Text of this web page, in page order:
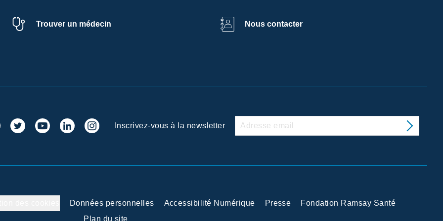
Trouver un médecin Nous contacter
Inscrivez-vous à la newsletter
Données personnelles Accessibilité Numérique Presse
Fondation Ramsay Santé
Plan du site